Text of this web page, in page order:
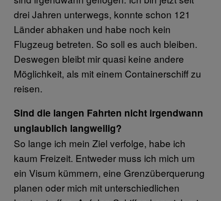
drei Jahren unterwegs, konnte schon 121
Länder abhaken und habe noch kein
Flugzeug betreten. So soll es auch bleiben.
Deswegen bleibt mir quasi keine andere
Möglichkeit, als mit einem Containerschiff zu
reisen.
Sind die langen Fahrten nicht irgendwann
unglaublich langweilig?
So lange ich mein Ziel verfolge, habe ich
kaum Freizeit. Entweder muss ich mich um
ein Visum kümmern, eine Grenzüberquerung
planen oder mich mit unterschiedlichen